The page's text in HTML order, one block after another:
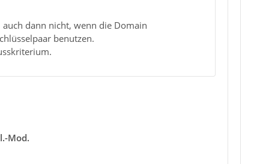
dann nicht, wenn die Domain
benutzen.
Mod.